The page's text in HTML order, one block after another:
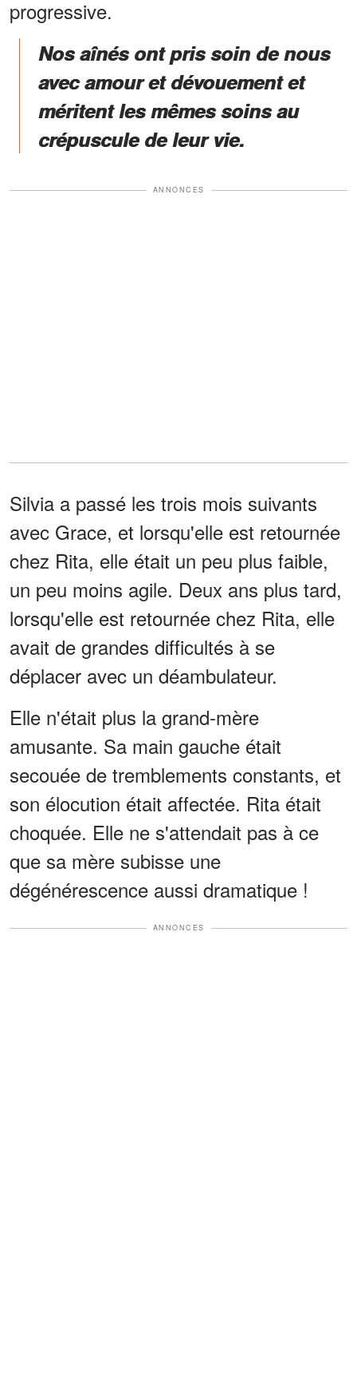
progressive.
Nos aînés ont pris soin de nous
avec amour et dévouement et
méritent les mêmes soins au
crépuscule de leur vie.
ANNONCES
Silvia a passé les trois mois suivants
avec Grace, et lorsqu'elle est retournée
chez Rita, elle était un peu plus faible,
un peu moins agile. Deux ans plus tard,
lorsqu'elle est retournée chez Rita, elle
avait de grandes difficultés à se
déplacer avec un déambulateur.
Elle n'était plus la grand-mère
amusante. Sa main gauche était
secouée de tremblements constants, et
son élocution était affectée. Rita était
choquée. Elle ne s'attendait pas à ce
que sa mère subisse une
dégénérescence aussi dramatique !
ANNONCES